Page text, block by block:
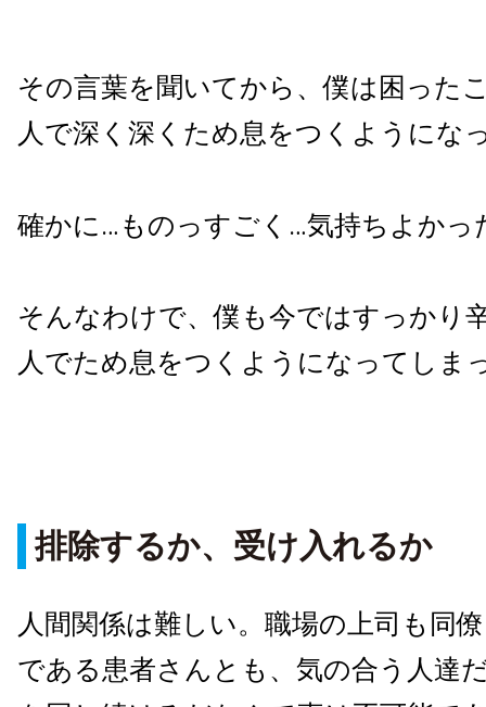
その言葉を聞いてから、僕は困った
人で深く深くため息をつくようにな
確かに…ものっすごく…気持ちよかっ
そんなわけで、僕も今ではすっかり
人でため息をつくようになってしま
排除するか、受け入れるか
人間関係は難しい。職場の上司も同
である患者さんとも、気の合う人達